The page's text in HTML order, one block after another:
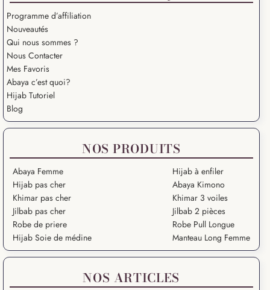
Programme d’affiliation
Nouveautés
Qui nous sommes ?
Nous Contacter
Mes Favoris
Abaya c’est quoi?
Hijab Tutoriel
Blog
NOS PRODUITS
Abaya Femme
Hijab pas cher
Khimar pas cher
Jilbab pas cher
Robe de priere
Hijab Soie de médine
Hijab à enfiler
Abaya Kimono
Khimar 3 voiles
Jilbab 2 pièces
Robe Pull Longue
Manteau Long Femme
NOS ARTICLES